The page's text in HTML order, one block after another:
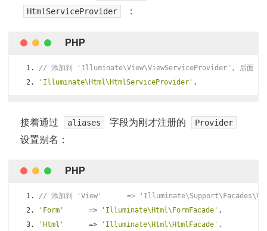
HtmlServiceProvider ：
// 添加到 'Illuminate\View\ViewServiceProvider', 后面
'Illuminate\Html\HtmlServiceProvider' ,
接着通过 aliases 字段为刚才注册的 Provider
设置别名：
// 添加到 'View'      =>
'Form'
=> 'Illuminate\Html\FormFacade' ,
'Html'
=> 'Illuminate\Html\HtmlFacade' ,